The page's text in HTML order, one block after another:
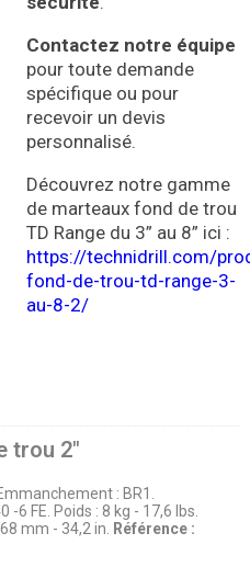
Contactez notre équipe
pour toute demande
spécifique ou pour
recevoir un devis
personnalisé.
Découvrez notre gamme
de marteaux fond de trou
TD Range du 3” au 8” ici :
https://technidrill.com/
fond-de-trou-td-range-3-
au-8-2/
trou 2″
: BR1.
-6 FE. Poids : 8 kg - 17,6 lbs.
mm - 34,2 in.
Référence :